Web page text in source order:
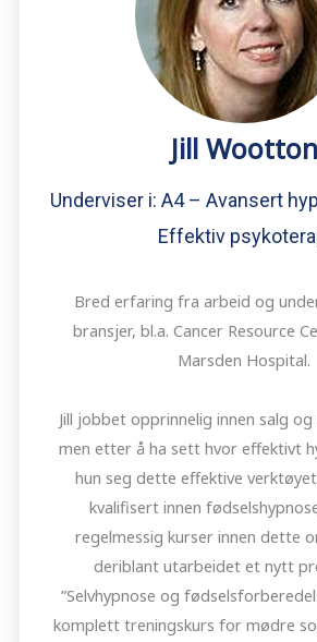
Jill Wootton
Underviser i: A4 – Avansert
Effektiv
Bred erfaring fra arbeid og
bransjer, bl.a. Cancer Resource
Marsden Hospital.
Jill jobbet opprinnelig innen salg
men etter å ha sett hvor effektivt
hun seg dette effektive
kvalifisert innen
regelmessig kurser innen dette
deriblant utarbeidet et nytt
”Selvhypnose og
komplett treningskurs for mødre